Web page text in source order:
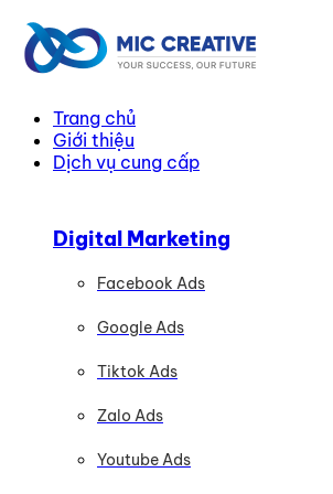
Trang chủ
Giới thiệu
Dịch vụ cung cấp
Digital Marketing
Facebook Ads
Google Ads
Tiktok Ads
Zalo Ads
Youtube Ads